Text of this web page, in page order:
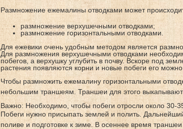
Размножение ежемалины отводками может
размножение верхушечными отводками;
размножение горизонтальными отводками.
Для ежевики очень удобным методом является
Для размножения верхушечными отводками
побегов, а верхушку углубить в почву. Вскоре под
растения появляются корни и новые побеги его можно
Чтобы размножить ежемалину горизонтальными
небольшим траншеям. Траншеи для этого
Важно: Необходимо, чтобы побеги отросли около 30-
Побеги нужно присыпать землей и полить.
поливе и подготовке к зиме. В осеннее время